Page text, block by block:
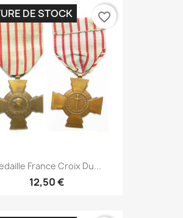
France Croix Du...
12,50 €
DE STOCK favorite_border